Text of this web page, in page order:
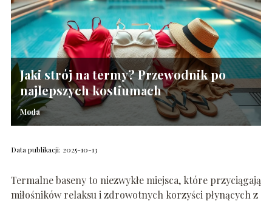
Jaki strój na termy? Przewodnik po
najlepszych kostiumach
Moda
Data publikacji: 2025-10-13
Termalne baseny to niezwykłe miejsca, które przyciągają
miłośników relaksu i zdrowotnych korzyści płynących z